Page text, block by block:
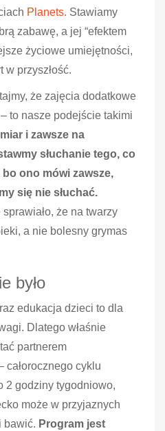
Planets. Stawiamy
zabawę, a jej “efektem
życiowe umiejętności,
w przyszłość.
że zajęcia dodatkowe
to nasze podejście takimi
i zawsze na
słuchanie tego, co
ono mówi zawsze,
się nie słuchać.
że na twarzy
a nie bolesny grymas
było
edukacja dzieci to dla
Dlatego właśnie
partnerem
całorocznego cyklu
2 godziny tygodniowo,
może w przyjaznych
bawić. Program jest